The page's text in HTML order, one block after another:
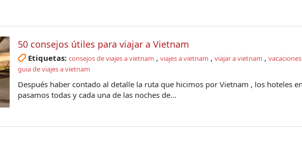
50 consejos útiles para viajar a Vietnam
Etiquetas: consejos de viajes a vietnam , viajes a vietnam , viajar a vietnam ,
guia de viajes a vietnam
Después haber contado al detalle la ruta que hicimos por Vietnam , los hoteles
pasamos todas y cada una de las noches de...